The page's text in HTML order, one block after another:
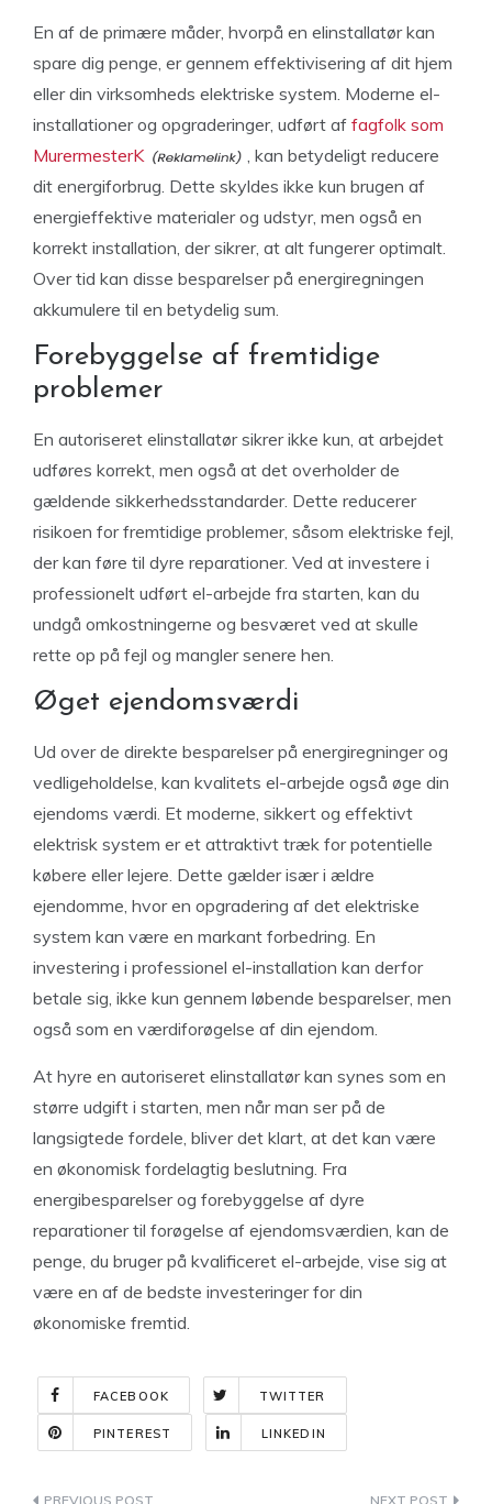
En af de primære måder, hvorpå en elinstallatør kan
spare dig penge, er gennem effektivisering af dit hjem
eller din virksomheds elektriske system. Moderne el-
installationer og opgraderinger, udført af fagfolk som
MurermesterK
, kan betydeligt reducere
dit energiforbrug. Dette skyldes ikke kun brugen af
energieffektive materialer og udstyr, men også en
korrekt installation, der sikrer, at alt fungerer optimalt.
Over tid kan disse besparelser på energiregningen
akkumulere til en betydelig sum.
Forebyggelse af fremtidige
problemer
En autoriseret elinstallatør sikrer ikke kun, at arbejdet
udføres korrekt, men også at det overholder de
gældende sikkerhedsstandarder. Dette reducerer
risikoen for fremtidige problemer, såsom elektriske fejl,
der kan føre til dyre reparationer. Ved at investere i
professionelt udført el-arbejde fra starten, kan du
undgå omkostningerne og besværet ved at skulle
rette op på fejl og mangler senere hen.
Øget ejendomsværdi
Ud over de direkte besparelser på energiregninger og
vedligeholdelse, kan kvalitets el-arbejde også øge din
ejendoms værdi. Et moderne, sikkert og effektivt
elektrisk system er et attraktivt træk for potentielle
købere eller lejere. Dette gælder især i ældre
ejendomme, hvor en opgradering af det elektriske
system kan være en markant forbedring. En
investering i professionel el-installation kan derfor
betale sig, ikke kun gennem løbende besparelser, men
også som en værdiforøgelse af din ejendom.
At hyre en autoriseret elinstallatør kan synes som en
større udgift i starten, men når man ser på de
langsigtede fordele, bliver det klart, at det kan være
en økonomisk fordelagtig beslutning. Fra
energibesparelser og forebyggelse af dyre
reparationer til forøgelse af ejendomsværdien, kan de
penge, du bruger på kvalificeret el-arbejde, vise sig at
være en af de bedste investeringer for din
økonomiske fremtid.
FACEBOOK TWITTER
PINTEREST LINKEDIN